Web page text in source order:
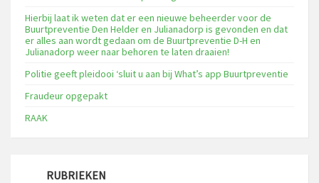
Hierbij laat ik weten dat er een nieuwe beheerder voor de
Buurtpreventie Den Helder en Julianadorp is gevonden en dat
er alles aan wordt gedaan om de Buurtpreventie D-H en
Julianadorp weer naar behoren te laten draaien!
Politie geeft pleidooi ‘sluit u aan bij What’s app Buurtpreventie
Fraudeur opgepakt
RAAK
RUBRIEKEN